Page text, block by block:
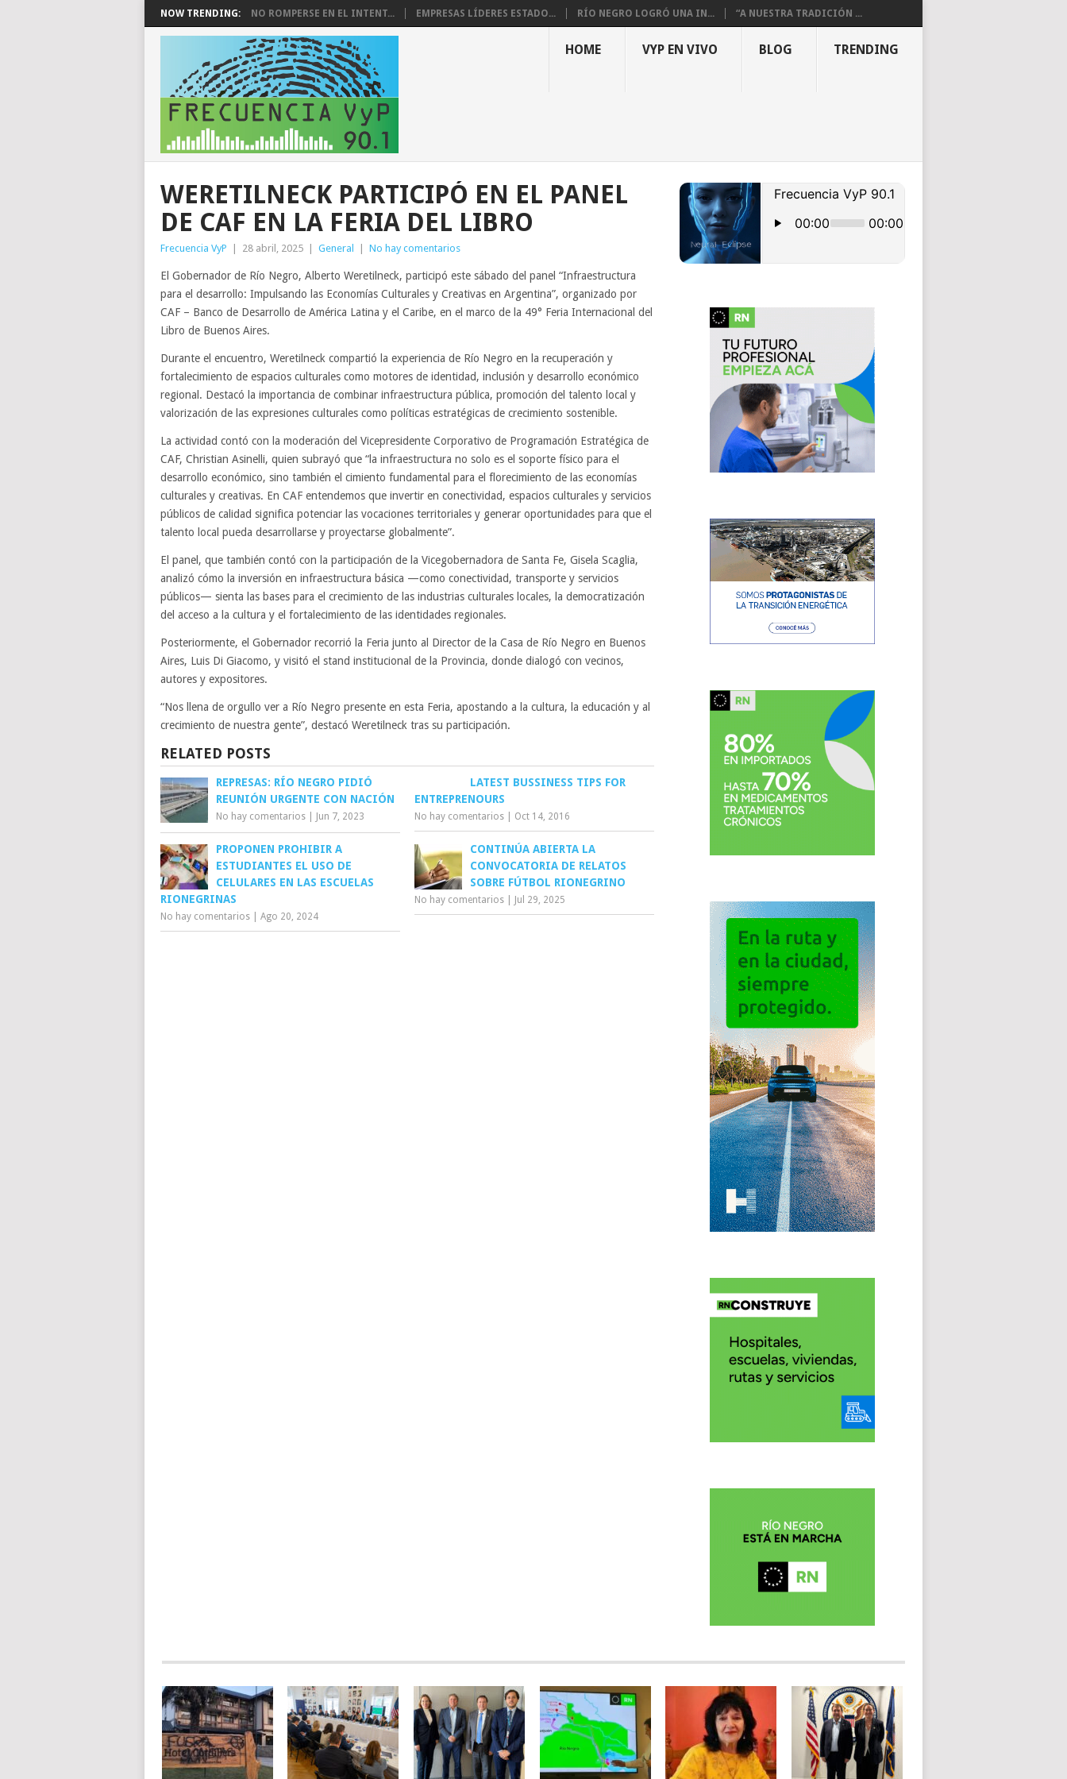
NOW TRENDING: NO ROMPERSE EN EL INTENT... EMPRESAS LÍDERES ESTADO... RÍO NEGRO LOGRÓ UNA IN... “A NUESTRA TRADICIÓN ...
HOME VYP EN VIVO BLOG TRENDING
WERETILNECK PARTICIPÓ EN EL PANEL
DE CAF EN LA FERIA DEL LIBRO
Frecuencia VyP 28 abril, 2025 General No hay comentarios
El Gobernador de Río Negro, Alberto Weretilneck, participó este sábado del panel “Infraestructura
para el desarrollo: Impulsando las Economías Culturales y Creativas en Argentina”, organizado por
CAF – Banco de Desarrollo de América Latina y el Caribe, en el marco de la 49° Feria Internacional del
Libro de Buenos Aires.
Durante el encuentro, Weretilneck compartió la experiencia de Río Negro en la recuperación y
fortalecimiento de espacios culturales como motores de identidad, inclusión y desarrollo económico
regional. Destacó la importancia de combinar infraestructura pública, promoción del talento local y
valorización de las expresiones culturales como políticas estratégicas de crecimiento sostenible.
La actividad contó con la moderación del Vicepresidente Corporativo de Programación Estratégica de
CAF, Christian Asinelli, quien subrayó que “la infraestructura no solo es el soporte físico para el
desarrollo económico, sino también el cimiento fundamental para el florecimiento de las economías
culturales y creativas. En CAF entendemos que invertir en conectividad, espacios culturales y servicios
públicos de calidad significa potenciar las vocaciones territoriales y generar oportunidades para que el
talento local pueda desarrollarse y proyectarse globalmente”.
El panel, que también contó con la participación de la Vicegobernadora de Santa Fe, Gisela Scaglia,
analizó cómo la inversión en infraestructura básica —como conectividad, transporte y servicios
públicos— sienta las bases para el crecimiento de las industrias culturales locales, la democratización
del acceso a la cultura y el fortalecimiento de las identidades regionales.
Posteriormente, el Gobernador recorrió la Feria junto al Director de la Casa de Río Negro en Buenos
Aires, Luis Di Giacomo, y visitó el stand institucional de la Provincia, donde dialogó con vecinos,
autores y expositores.
“Nos llena de orgullo ver a Río Negro presente en esta Feria, apostando a la cultura, la educación y al
crecimiento de nuestra gente”, destacó Weretilneck tras su participación.
RELATED POSTS
REPRESAS: RÍO NEGRO PIDIÓ
REUNIÓN URGENTE CON NACIÓN
No hay comentarios Jun 7, 2023
LATEST BUSSINESS TIPS FOR
ENTREPRENOURS
No hay comentarios Oct 14, 2016
PROPONEN PROHIBIR A
ESTUDIANTES EL USO DE
CELULARES EN LAS ESCUELAS
RIONEGRINAS
No hay comentarios Ago 20, 2024
CONTINÚA ABIERTA LA
CONVOCATORIA DE RELATOS
SOBRE FÚTBOL RIONEGRINO
No hay comentarios Jul 29, 2025